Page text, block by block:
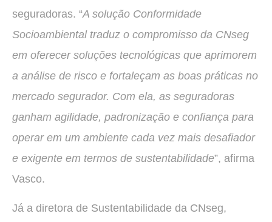
seguradoras. “A solução Conformidade
Socioambiental traduz o compromisso da CNseg
em oferecer soluções tecnológicas que aprimorem
a análise de risco e fortaleçam as boas práticas no
mercado segurador. Com ela, as seguradoras
ganham agilidade, padronização e confiança para
operar em um ambiente cada vez mais desafiador
e exigente em termos de sustentabilidade”, afirma
Vasco.
Já a diretora de Sustentabilidade da CNseg,